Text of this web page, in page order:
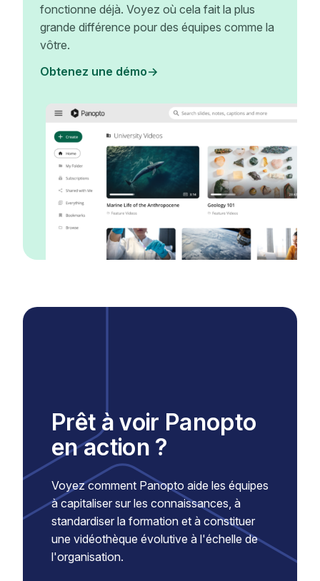
fonctionne déjà. Voyez où cela fait la plus
grande différence pour des équipes comme la
vôtre.
Obtenez une démo
Prêt à voir Panopto
en action ?
Voyez comment Panopto aide les équipes
à capitaliser sur les connaissances, à
standardiser la formation et à constituer
une vidéothèque évolutive à l'échelle de
l'organisation.